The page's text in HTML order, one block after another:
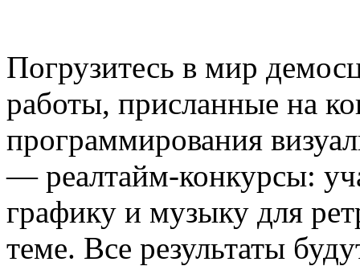
Погрузитесь в мир
работы, присланные на
программирования
— реалтайм-конкурсы:
графику и музыку для
теме. Все результаты